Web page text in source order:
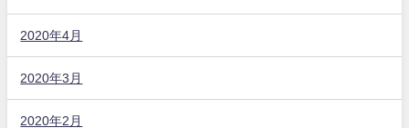
2020年4月
2020年3月
2020年2月